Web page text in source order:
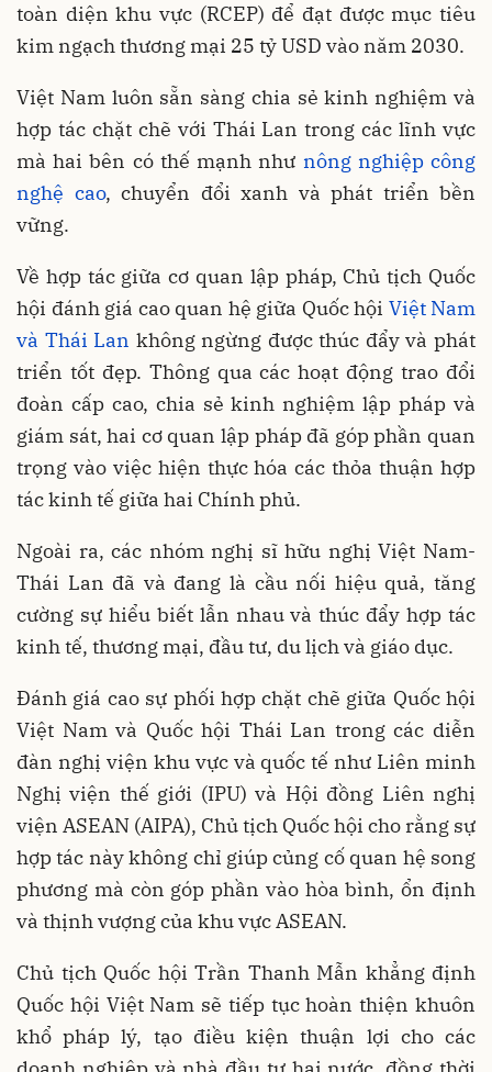
toàn diện khu vực (RCEP) để đạt được mục tiêu
kim ngạch thương mại 25 tỷ USD vào năm 2030.
Việt Nam luôn sẵn sàng chia sẻ kinh nghiệm và
hợp tác chặt chẽ với Thái Lan trong các lĩnh vực
mà hai bên có thế mạnh như nông nghiệp công
nghệ cao, chuyển đổi xanh và phát triển bền
vững.
Về hợp tác giữa cơ quan lập pháp, Chủ tịch Quốc
hội đánh giá cao quan hệ giữa Quốc hội Việt Nam
và Thái Lan không ngừng được thúc đẩy và phát
triển tốt đẹp. Thông qua các hoạt động trao đổi
đoàn cấp cao, chia sẻ kinh nghiệm lập pháp và
giám sát, hai cơ quan lập pháp đã góp phần quan
trọng vào việc hiện thực hóa các thỏa thuận hợp
tác kinh tế giữa hai Chính phủ.
Ngoài ra, các nhóm nghị sĩ hữu nghị Việt Nam-
Thái Lan đã và đang là cầu nối hiệu quả, tăng
cường sự hiểu biết lẫn nhau và thúc đẩy hợp tác
kinh tế, thương mại, đầu tư, du lịch và giáo dục.
Đánh giá cao sự phối hợp chặt chẽ giữa Quốc hội
Việt Nam và Quốc hội Thái Lan trong các diễn
đàn nghị viện khu vực và quốc tế như Liên minh
Nghị viện thế giới (IPU) và Hội đồng Liên nghị
viện ASEAN (AIPA), Chủ tịch Quốc hội cho rằng sự
hợp tác này không chỉ giúp củng cố quan hệ song
phương mà còn góp phần vào hòa bình, ổn định
và thịnh vượng của khu vực ASEAN.
Chủ tịch Quốc hội Trần Thanh Mẫn khẳng định
Quốc hội Việt Nam sẽ tiếp tục hoàn thiện khuôn
khổ pháp lý, tạo điều kiện thuận lợi cho các